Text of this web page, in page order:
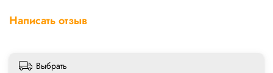
Написать отзыв
Выбрать